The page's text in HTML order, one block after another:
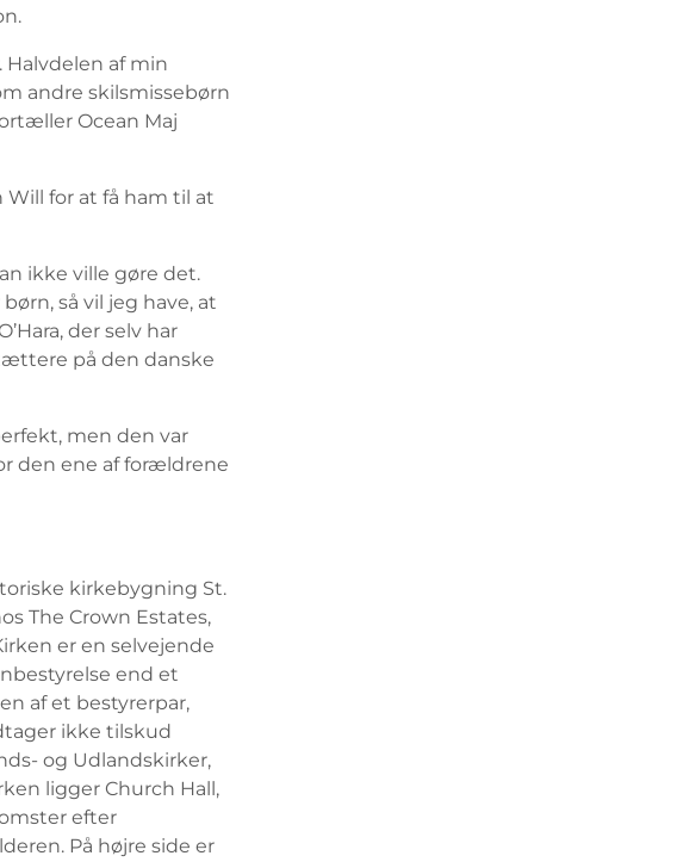
af min
andre skilsmissebørn
Ocean Maj
for at få ham til at
ikke ville gøre det.
så vil jeg have, at
der selv har
på den danske
men den var
den ene af forældrene
kirkebygning St.
The Crown Estates,
er en selvejende
end et
af et bestyrerpar,
ikke tilskud
og Udlandskirker,
ligger Church Hall,
efter
På højre side er